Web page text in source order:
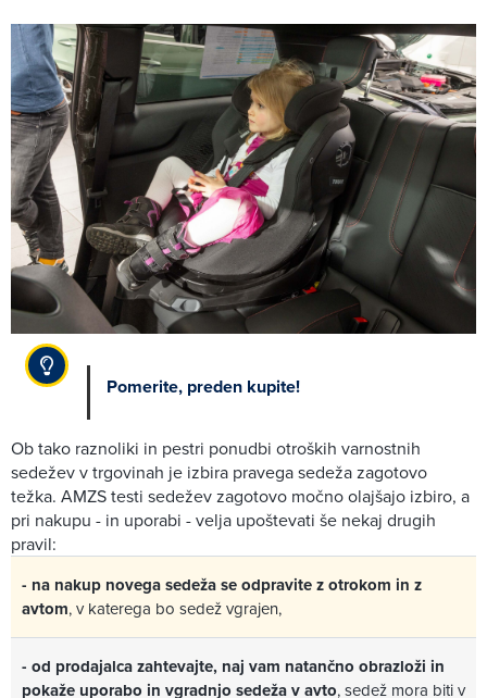
Pomerite, preden kupite!
Ob tako raznoliki in pestri ponudbi otroških varnostnih
sedežev v trgovinah je izbira pravega sedeža zagotovo
težka. AMZS testi sedežev zagotovo močno olajšajo izbiro, a
pri nakupu - in uporabi - velja upoštevati še nekaj drugih
pravil:
- na nakup novega sedeža se odpravite z otrokom in z
avtom, v katerega bo sedež vgrajen,
- od prodajalca zahtevajte, naj vam natančno obrazloži in
pokaže uporabo in vgradnjo sedeža v avto, sedež mora biti v